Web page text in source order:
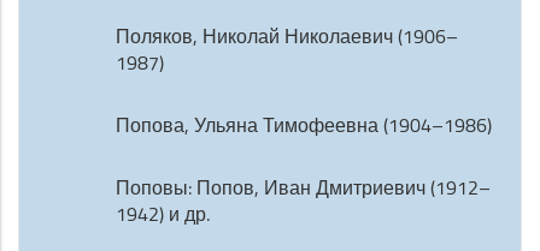
Поляков, Николай Николаевич (1906–
1987)
Попова, Ульяна Тимофеевна (1904–1986)
Поповы: Попов, Иван Дмитриевич (1912–
1942) и др.